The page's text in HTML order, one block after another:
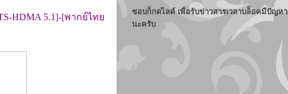
HDMA 5.1]-[พากย์ไทย
ชอบก็กดไลค์ เพื่อรับข่าวสารเวลาบล็อคมีปัญหา
นะครับ